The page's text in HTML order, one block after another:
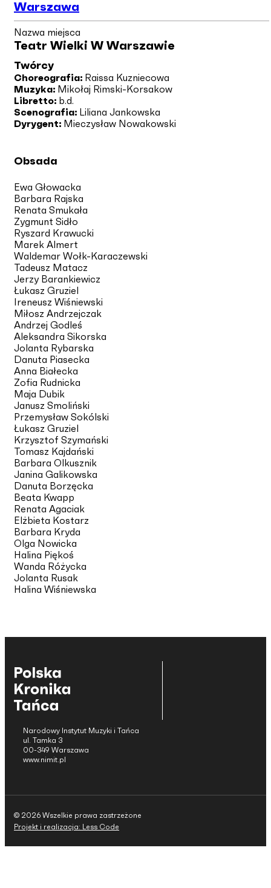
Warszawa
Nazwa miejsca
Teatr Wielki W Warszawie
Twórcy
Choreografia: Raissa Kuzniecowa
Muzyka: Mikołaj Rimski-Korsakow
Libretto: b.d.
Scenografia: Liliana Jankowska
Dyrygent: Mieczysław Nowakowski
Obsada
Ewa Głowacka
Barbara Rajska
Renata Smukała
Zygmunt Sidło
Ryszard Krawucki
Marek Almert
Waldemar Wołk-Karaczewski
Tadeusz Matacz
Jerzy Barankiewicz
Łukasz Gruziel
Ireneusz Wiśniewski
Miłosz Andrzejczak
Andrzej Godleś
Aleksandra Sikorska
Jolanta Rybarska
Danuta Piasecka
Anna Białecka
Zofia Rudnicka
Maja Dubik
Janusz Smoliński
Przemysław Sokólski
Łukasz Gruziel
Krzysztof Szymański
Tomasz Kajdański
Barbara Olkusznik
Janina Galikowska
Danuta Borzęcka
Beata Kwapp
Renata Agaciak
Elżbieta Kostarz
Barbara Kryda
Olga Nowicka
Halina Piękoś
Wanda Różycka
Jolanta Rusak
Halina Wiśniewska
Narodowy Instytut Muzyki i Tańca
ul. Tamka 3
00-349 Warszawa
www.nimit.pl
© 2026 Wszelkie prawa zastrzeżone
Projekt i realizacja: Less Code